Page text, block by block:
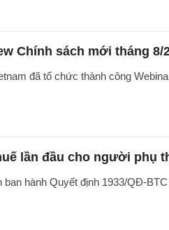
Chính sách mới tháng
đã tổ chức thành công
lần đầu cho người phụ
ban hành Quyết định 1933/QĐ-